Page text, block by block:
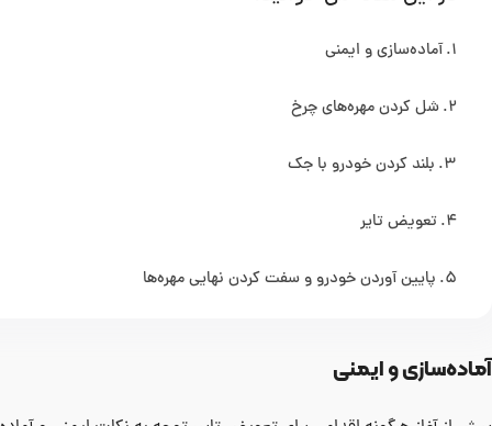
آماده‌سازی و ایمنی
شل کردن مهره‌های چرخ
بلند کردن خودرو با جک
تعویض تایر
پایین آوردن خودرو و سفت کردن نهایی مهره‌ها
آماده‌سازی و ایمنی